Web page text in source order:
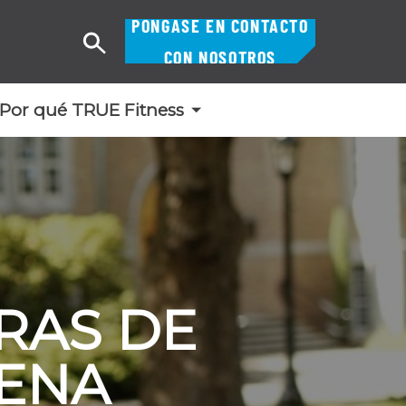
Por qué TRUE Fitness
PÓNGASE EN CONTACTO
CON NOSOTROS
Buscar
DE